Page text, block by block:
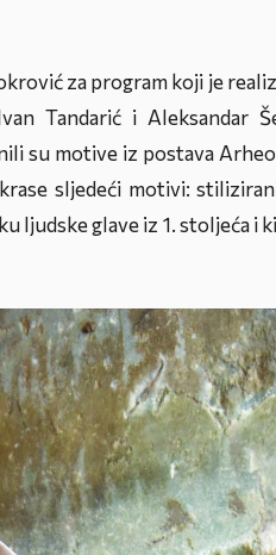
za program koji je
Tandarić i Aleksandar
su motive iz postava
sljedeći motivi:
ljudske glave iz 1. stoljeća i